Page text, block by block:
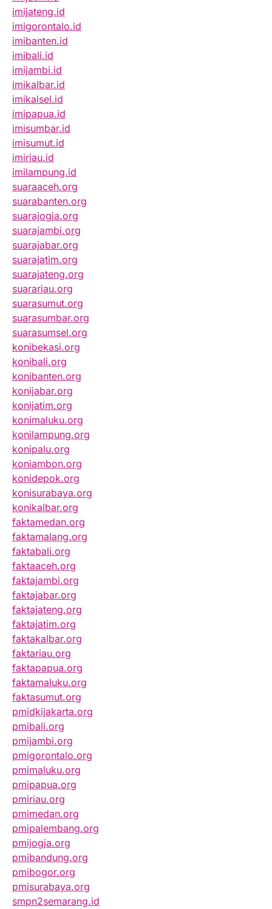
imijateng.id
imigorontalo.id
imibanten.id
imibali.id
imijambi.id
imikalbar.id
imikalsel.id
imipapua.id
imisumbar.id
imisumut.id
imiriau.id
imilampung.id
suaraaceh.org
suarabanten.org
suarajogja.org
suarajambi.org
suarajabar.org
suarajatim.org
suarajateng.org
suarariau.org
suarasumut.org
suarasumbar.org
suarasumsel.org
konibekasi.org
konibali.org
konibanten.org
konijabar.org
konijatim.org
konimaluku.org
konilampung.org
konipalu.org
koniambon.org
konidepok.org
konisurabaya.org
konikalbar.org
faktamedan.org
faktamalang.org
faktabali.org
faktaaceh.org
faktajambi.org
faktajabar.org
faktajateng.org
faktajatim.org
faktakalbar.org
faktariau.org
faktapapua.org
faktamaluku.org
faktasumut.org
pmidkijakarta.org
pmibali.org
pmijambi.org
pmigorontalo.org
pmimaluku.org
pmipapua.org
pmiriau.org
pmimedan.org
pmipalembang.org
pmijogja.org
pmibandung.org
pmibogor.org
pmisurabaya.org
smpn2semarang.id